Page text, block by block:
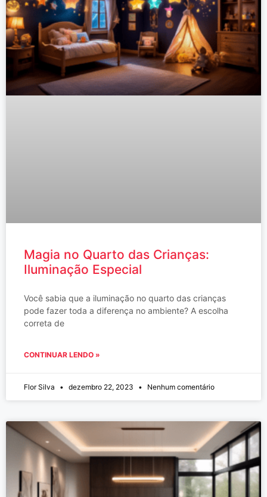
Magia no Quarto das Crianças:
Iluminação Especial
Você sabia que a iluminação no quarto das crianças
pode fazer toda a diferença no ambiente? A escolha
correta de
CONTINUAR LENDO »
Flor Silva dezembro 22, 2023 Nenhum comentário